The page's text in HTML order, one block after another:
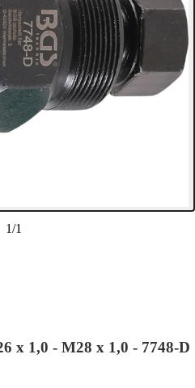
1/1
x 1,0 - M28 x 1,0 - 7748-D